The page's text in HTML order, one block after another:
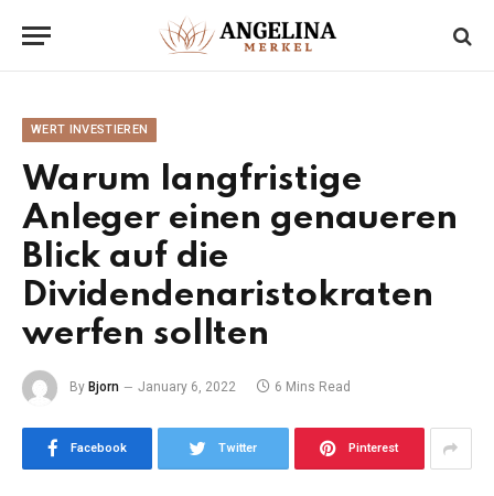
WERT INVESTIEREN
Warum langfristige
Anleger einen genaueren
Blick auf die
Dividendenaristokraten
werfen sollten
By Bjorn January 6, 2022 6 Mins Read
Facebook Twitter Pinterest